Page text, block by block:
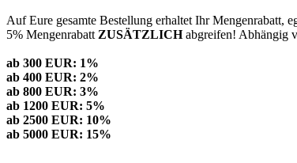
Auf Eure gesamte Bestellung erhaltet Ihr Mengenrabatt,
5% Mengenrabatt ZUSÄTZLICHabgreifen! Abhängig
ab 300 EUR: 1%
ab 400 EUR: 2%
ab 800 EUR: 3%
ab 1200 EUR: 5%
ab 2500 EUR: 10%
ab 5000 EUR: 15%